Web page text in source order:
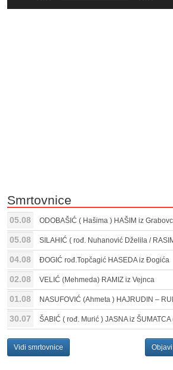
Smrtovnice
05.08 ODOBAŠIĆ ( Hašima ) HAŠIM iz
05.08 SILAHIĆ ( rođ. Nuhanović Dželila /
04.08 ĐOGIĆ rođ.Topčagić HASEDA iz Đogića
02.08 VELIĆ (Mehmeda) RAMIZ iz Vejnca
01.08 NASUFOVIĆ (Ahmeta ) HAJRUDIN –
30.07 ŠABIĆ ( rođ. Murić ) JASNA iz ŠUMATCA
Vidi smrtovnice